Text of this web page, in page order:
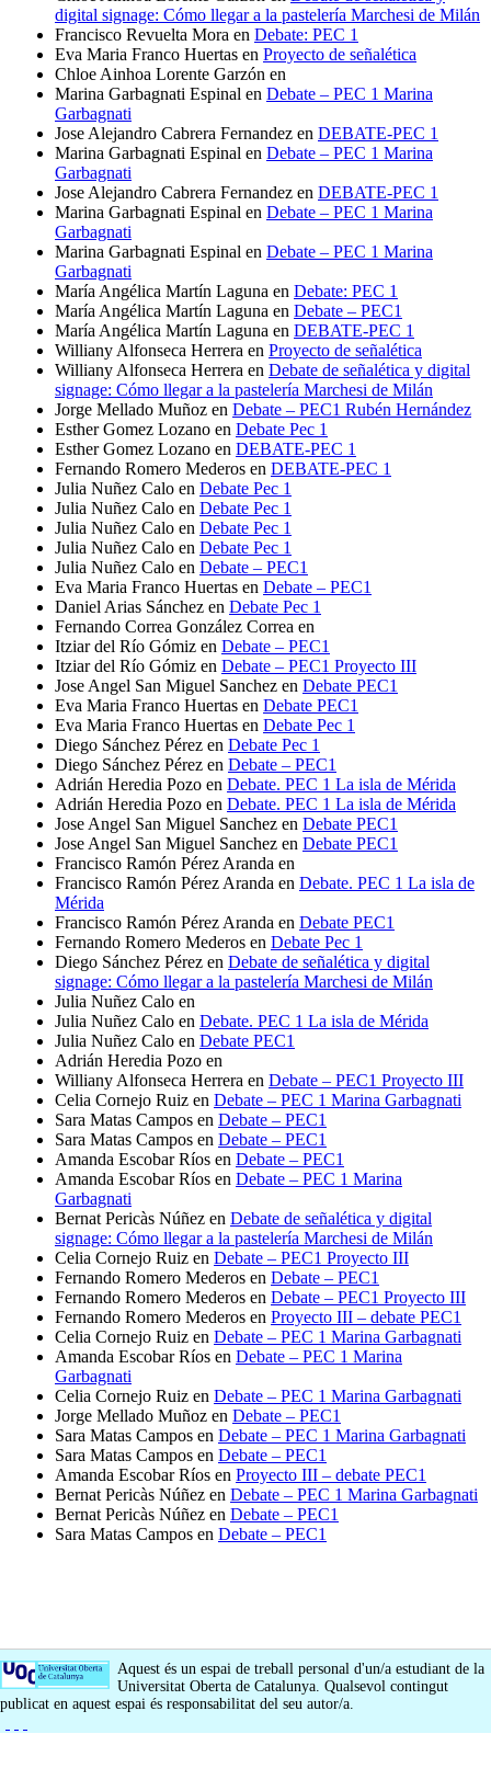
digital signage: Cómo llegar a la pastelería Marchesi de Milán
Francisco Revuelta Mora en Debate: PEC 1
Eva Maria Franco Huertas en Proyecto de señalética
Chloe Ainhoa Lorente Garzón en
Marina Garbagnati Espinal en Debate – PEC 1 Marina
Garbagnati
Jose Alejandro Cabrera Fernandez en DEBATE-PEC 1
Marina Garbagnati Espinal en Debate – PEC 1 Marina
Garbagnati
Jose Alejandro Cabrera Fernandez en DEBATE-PEC 1
Marina Garbagnati Espinal en Debate – PEC 1 Marina
Garbagnati
Marina Garbagnati Espinal en Debate – PEC 1 Marina
Garbagnati
María Angélica Martín Laguna en Debate: PEC 1
María Angélica Martín Laguna en Debate – PEC1
María Angélica Martín Laguna en DEBATE-PEC 1
Williany Alfonseca Herrera en Proyecto de señalética
Williany Alfonseca Herrera en Debate de señalética y digital
signage: Cómo llegar a la pastelería Marchesi de Milán
Jorge Mellado Muñoz en Debate – PEC1 Rubén Hernández
Esther Gomez Lozano en Debate Pec 1
Esther Gomez Lozano en DEBATE-PEC 1
Fernando Romero Mederos en DEBATE-PEC 1
Julia Nuñez Calo en Debate Pec 1
Julia Nuñez Calo en Debate Pec 1
Julia Nuñez Calo en Debate Pec 1
Julia Nuñez Calo en Debate Pec 1
Julia Nuñez Calo en Debate – PEC1
Eva Maria Franco Huertas en Debate – PEC1
Daniel Arias Sánchez en Debate Pec 1
Fernando Correa González Correa en
Itziar del Río Gómiz en Debate – PEC1
Itziar del Río Gómiz en Debate – PEC1 Proyecto III
Jose Angel San Miguel Sanchez en Debate PEC1
Eva Maria Franco Huertas en Debate PEC1
Eva Maria Franco Huertas en Debate Pec 1
Diego Sánchez Pérez en Debate Pec 1
Diego Sánchez Pérez en Debate – PEC1
Adrián Heredia Pozo en Debate. PEC 1 La isla de Mérida
Adrián Heredia Pozo en Debate. PEC 1 La isla de Mérida
Jose Angel San Miguel Sanchez en Debate PEC1
Jose Angel San Miguel Sanchez en Debate PEC1
Francisco Ramón Pérez Aranda en
Francisco Ramón Pérez Aranda en Debate. PEC 1 La isla de
Mérida
Francisco Ramón Pérez Aranda en Debate PEC1
Fernando Romero Mederos en Debate Pec 1
Diego Sánchez Pérez en Debate de señalética y digital
signage: Cómo llegar a la pastelería Marchesi de Milán
Julia Nuñez Calo en
Julia Nuñez Calo en Debate. PEC 1 La isla de Mérida
Julia Nuñez Calo en Debate PEC1
Adrián Heredia Pozo en
Williany Alfonseca Herrera en Debate – PEC1 Proyecto III
Celia Cornejo Ruiz en Debate – PEC 1 Marina Garbagnati
Sara Matas Campos en Debate – PEC1
Sara Matas Campos en Debate – PEC1
Amanda Escobar Ríos en Debate – PEC1
Amanda Escobar Ríos en Debate – PEC 1 Marina
Garbagnati
Bernat Pericàs Núñez en Debate de señalética y digital
signage: Cómo llegar a la pastelería Marchesi de Milán
Celia Cornejo Ruiz en Debate – PEC1 Proyecto III
Fernando Romero Mederos en Debate – PEC1
Fernando Romero Mederos en Debate – PEC1 Proyecto III
Fernando Romero Mederos en Proyecto III – debate PEC1
Celia Cornejo Ruiz en Debate – PEC 1 Marina Garbagnati
Amanda Escobar Ríos en Debate – PEC 1 Marina
Garbagnati
Celia Cornejo Ruiz en Debate – PEC 1 Marina Garbagnati
Jorge Mellado Muñoz en Debate – PEC1
Sara Matas Campos en Debate – PEC 1 Marina Garbagnati
Sara Matas Campos en Debate – PEC1
Amanda Escobar Ríos en Proyecto III – debate PEC1
Bernat Pericàs Núñez en Debate – PEC 1 Marina Garbagnati
Bernat Pericàs Núñez en Debate – PEC1
Sara Matas Campos en Debate – PEC1
Aquest és un espai de treball personal d'un/a estudiant de la
Universitat Oberta de Catalunya. Qualsevol contingut
publicat en aquest espai és responsabilitat del seu autor/a.